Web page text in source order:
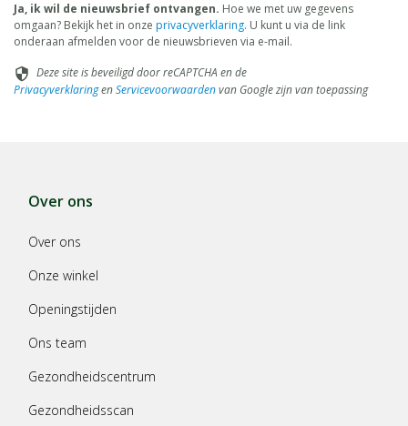
Ja, ik wil de nieuwsbrief ontvangen. Hoe we met uw gegevens
omgaan? Bekijk het in onze privacyverklaring. U kunt u via de link
onderaan afmelden voor de nieuwsbrieven via e-mail.
security Deze site is beveiligd door reCAPTCHA en de
PrivacyverklaringenServicevoorwaardenvan Google zijn van toepassing
Over ons
Over ons
Onze winkel
Openingstijden
Ons team
Gezondheidscentrum
Gezondheidsscan